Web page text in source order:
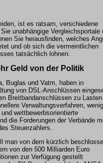
ist es ratsam, verschiedene
unabhängige Vergleichsportale
Sie herausfinden, welches
und ob sich die vermeintlichen
tatsächlich lohnen.
Geld von der Politik
Buglas und Vatm, haben in
von DSL-Anschlüssen
Breitbandanschlüssen zu
Verwaltungsverfahren,
wettbewerbsorientierte
die Forderungen der Verbände
Steuerzahlers.
man von dem kürzlich
von den 500 Milliarden Euro
zur Verfügung gestellt